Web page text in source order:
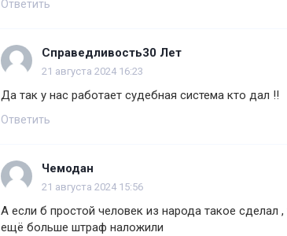
Ответить
Справедливость30 Лет
21 августа 2024 16:23
Да так у нас работает судебная система кто дал !!
Ответить
Чемодан
21 августа 2024 15:56
А если б простой человек из народа такое сделал
ещё больше штраф наложили